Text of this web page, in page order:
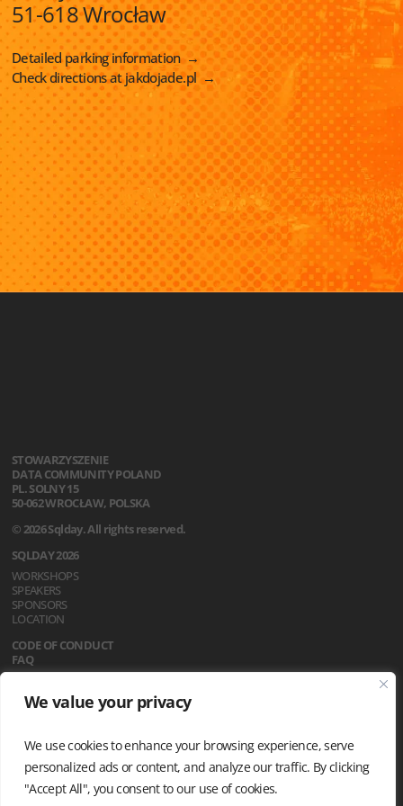
We value your privacy
We use cookies to enhance your browsing experience, serve
personalized ads or content, and analyze our traffic. By clicking
"Accept All", you consent to our use of cookies.
DAMIAN WIDERA MARCIN SZELIGA
GRZEGORZ STOLECKI
obiektów?
51-618 Wrocław
Detailed parking information →
Check directions at jakdojade.pl →
STOWARZYSZENIE
DATA COMMUNITY POLAND
PL. SOLNY 15
50-062 WROCŁAW, POLSKA
© 2026 Sqlday. All rights reserved.
SQLDAY 2026
WORKSHOPS
SPEAKERS
SPONSORS
LOCATION
CODE OF CONDUCT
FAQ
NEWS
PRIVACY POLICY